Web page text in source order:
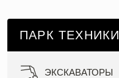
ПАРК ТЕХНИКИ
ЭКСКАВАТОРЫ